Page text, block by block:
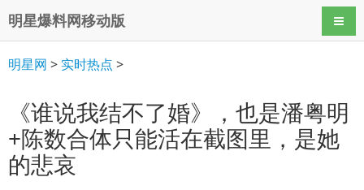
明星爆料网移动版 导航
明星网 > 实时热点 >
《谁说我结不了婚》，也是潘粤明
+陈数合体只能活在截图里，是她
的悲哀